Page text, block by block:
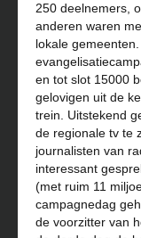
250 deelnemers,
anderen waren
lokale
en tot slot 15000
gelovigen uit de
trein. Uitstekend
de regionale tv te
journalisten van
interessant
(met ruim 11
campagnedag
de voorzitter van